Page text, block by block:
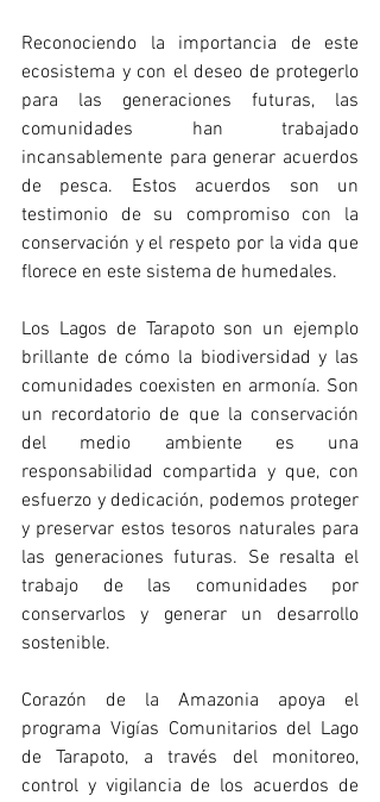
Reconociendo la importancia de este
ecosistema y con el deseo de protegerlo
para las generaciones futuras, las
comunidades han trabajado
incansablemente para generar acuerdos
de pesca. Estos acuerdos son un
testimonio de su compromiso con la
conservación y el respeto por la vida que
florece en este sistema de humedales.
Los Lagos de Tarapoto son un ejemplo
brillante de cómo la biodiversidad y las
comunidades coexisten en armonía. Son
un recordatorio de que la conservación
del medio ambiente es una
responsabilidad compartida y que, con
esfuerzo y dedicación, podemos proteger
y preservar estos tesoros naturales para
las generaciones futuras. Se resalta el
trabajo de las comunidades por
conservarlos y generar un desarrollo
sostenible.
Corazón de la Amazonia apoya el
programa Vigías Comunitarios del Lago
de Tarapoto, a través del monitoreo,
control y vigilancia de los acuerdos de